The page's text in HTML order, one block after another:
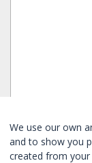
ÁTICO EN EL
We use our own
and to show you
created from